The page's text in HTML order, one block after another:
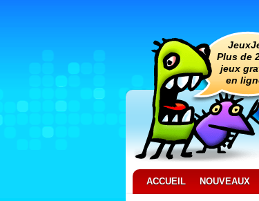
Plus de
jeux
en
ACCUEIL NOUVEAUX